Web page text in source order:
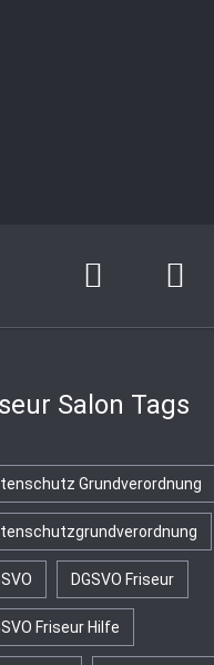
Salon Tags
Grundverordnung
DGSVO Friseur
Friseur Hilfe